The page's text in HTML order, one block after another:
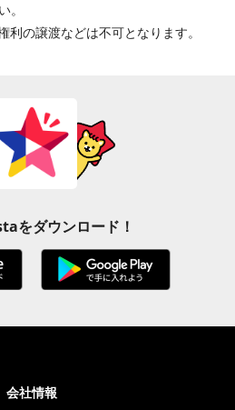
。
利の譲渡などは不可となります。
をダウンロード！
会社情報